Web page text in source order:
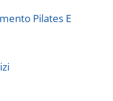
Pilates E